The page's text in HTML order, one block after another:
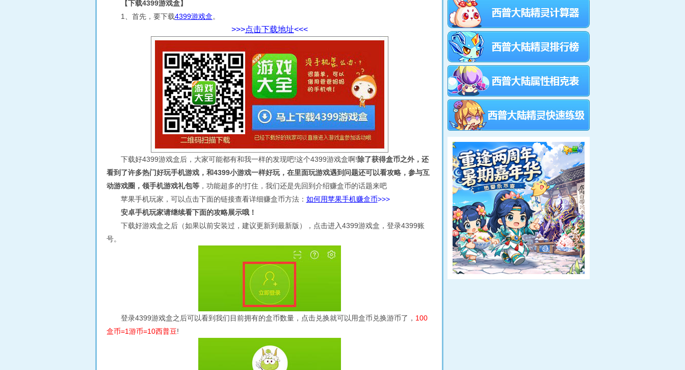
【下载4399游戏盒】
1、首先，要下载4399游戏盒。
>>>点击下载地址<<<
下载好4399游戏盒后，大家可能都有和我一样的发现吧!这个4399游戏盒啊!除了获得盒币之外，还
看到了许多热门好玩手机游戏，和4399小游戏一样好玩，在里面玩游戏遇到问题还可以看攻略，参与互
动游戏圈，领手机游戏礼包等，功能超多的!打住，我们还是先回到介绍赚盒币的话题来吧
苹果手机玩家，可以点击下面的链接查看详细赚盒币方法： 如何用苹果手机赚盒币>>>
安卓手机玩家请继续看下面的攻略展示哦！
下载好游戏盒之后（如果以前安装过，建议更新到最新版），点击进入4399游戏盒，登录4399账
号。
登录4399游戏盒之后可以看到我们目前拥有的盒币数量，点击兑换就可以用盒币兑换游币了， 100
盒币=1游币=10西普豆!